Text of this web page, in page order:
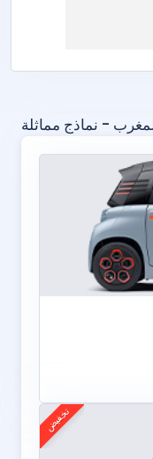
تخفيض